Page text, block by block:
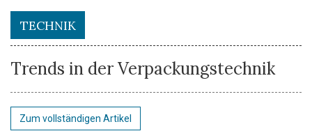
TECHNIK
Trends in der Verpackungstechnik
Zum vollständigen Artikel